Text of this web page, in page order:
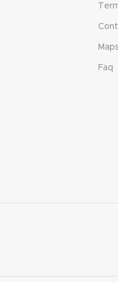
Maps
Faq